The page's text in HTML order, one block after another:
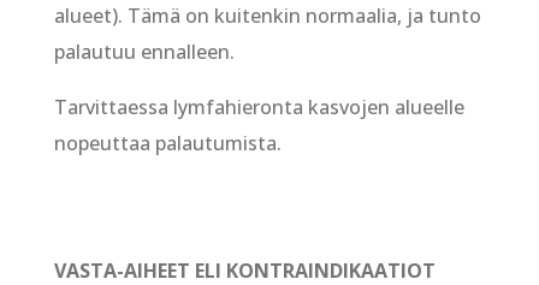
alueet). Tämä on kuitenkin normaalia, ja tunto
palautuu ennalleen.
Tarvittaessa lymfahieronta kasvojen alueelle
nopeuttaa palautumista.
VASTA-AIHEET ELI KONTRAINDIKAATIOT